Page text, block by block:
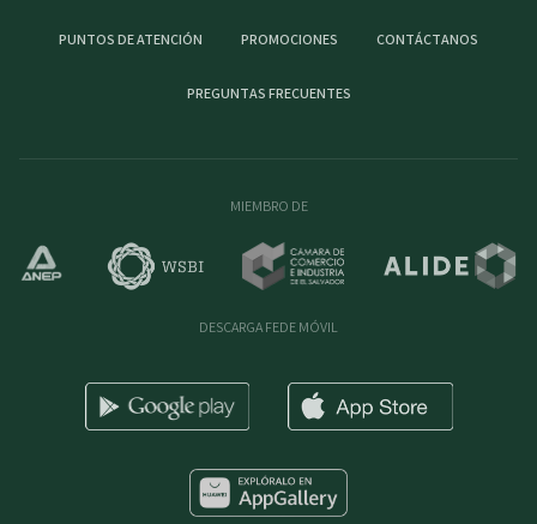
PUNTOS DE ATENCIÓN PROMOCIONES CONTÁCTANOS
PREGUNTAS FRECUENTES
MIEMBRO DE
DESCARGA FEDE MÓVIL